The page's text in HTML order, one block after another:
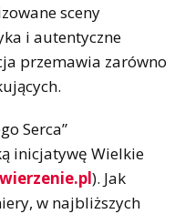
sceny
i autentyczne
przemawia zarówno
Serca”
inicjatywę Wielkie
). Jak
w najbliższych